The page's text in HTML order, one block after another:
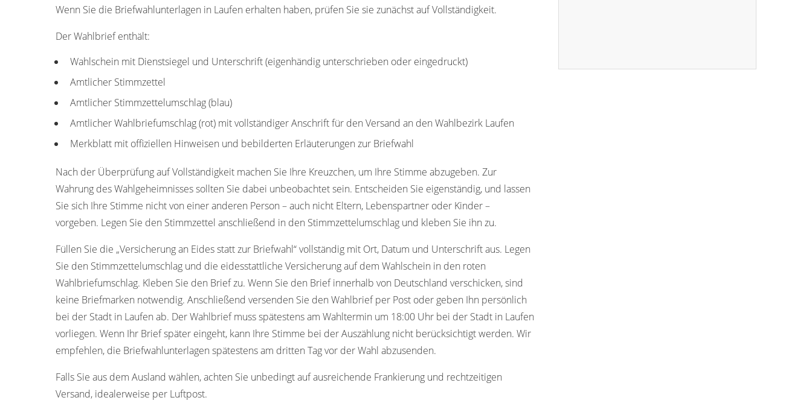
Wenn Sie die Briefwahlunterlagen in Laufen erhalten haben, prüfen Sie sie zunächst auf Vollständigkeit.
Der Wahlbrief enthält:
Wahlschein mit Dienstsiegel und Unterschrift (eigenhändig unterschrieben oder eingedruckt)
Amtlicher Stimmzettel
Amtlicher Stimmzettelumschlag (blau)
Amtlicher Wahlbriefumschlag (rot) mit vollständiger Anschrift für den Versand an den Wahlbezirk Laufen
Merkblatt mit offiziellen Hinweisen und bebilderten Erläuterungen zur Briefwahl
Nach der Überprüfung auf Vollständigkeit machen Sie Ihre Kreuzchen, um Ihre Stimme abzugeben. Zur
Wahrung des Wahlgeheimnisses sollten Sie dabei unbeobachtet sein. Entscheiden Sie eigenständig, und lassen
Sie sich Ihre Stimme nicht von einer anderen Person – auch nicht Eltern, Lebenspartner oder Kinder –
vorgeben. Legen Sie den Stimmzettel anschließend in den Stimmzettelumschlag und kleben Sie ihn zu.
Füllen Sie die „Versicherung an Eides statt zur Briefwahl“ vollständig mit Ort, Datum und Unterschrift aus. Legen
Sie den Stimmzettelumschlag und die eidesstattliche Versicherung auf dem Wahlschein in den roten
Wahlbriefumschlag. Kleben Sie den Brief zu. Wenn Sie den Brief innerhalb von Deutschland verschicken, sind
keine Briefmarken notwendig. Anschließend versenden Sie den Wahlbrief per Post oder geben Ihn persönlich
bei der Stadt in Laufen ab. Der Wahlbrief muss spätestens am Wahltermin um 18:00 Uhr bei der Stadt in Laufen
vorliegen. Wenn Ihr Brief später eingeht, kann Ihre Stimme bei der Auszählung nicht berücksichtigt werden. Wir
empfehlen, die Briefwahlunterlagen spätestens am dritten Tag vor der Wahl abzusenden.
Falls Sie aus dem Ausland wählen, achten Sie unbedingt auf ausreichende Frankierung und rechtzeitigen
Versand, idealerweise per Luftpost.